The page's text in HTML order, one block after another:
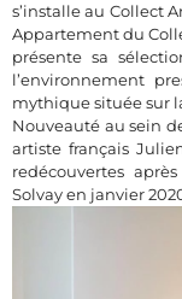
s’installe au Collect
Appartement du
présente sa
l’environnement
mythique située sur
Nouveauté au sein
artiste français
redécouvertes
Solvay en janvier